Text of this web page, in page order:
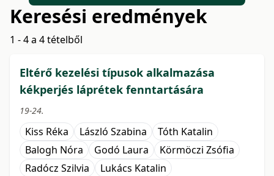
Keresési eredmények
1 - 4 a 4 tételből
Eltérő kezelési típusok alkalmazása
kékperjés láprétek fenntartására
19-24.
Kiss Réka László Szabina
Tóth Katalin
Balogh Nóra
Godó Laura
Körmöczi Zsófia
Radócz Szilvia
Lukács Katalin